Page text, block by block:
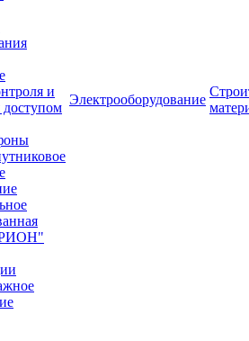
и
доступом
Электрооборудование